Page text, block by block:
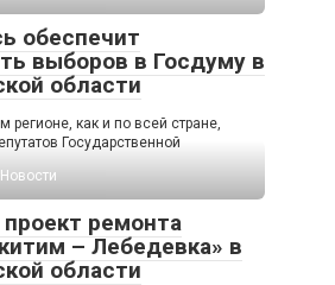
обеспечит
выборов в Госдуму в
области
регионе, как и по всей стране,
Государственной
Новости
проект ремонта
– Лебедевка» в
области